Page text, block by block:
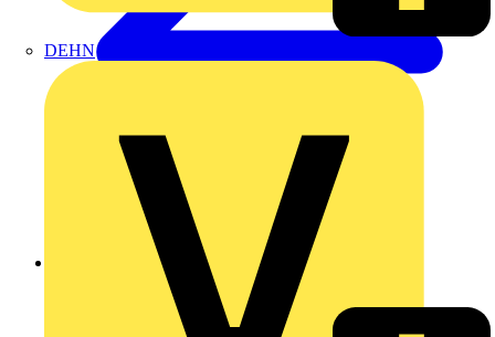
DEHN
Zurück zu Nachrichten